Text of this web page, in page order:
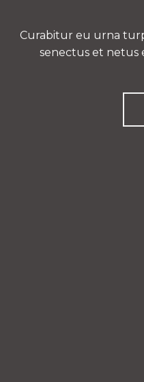
Curabitur eu urna
senectus et netus